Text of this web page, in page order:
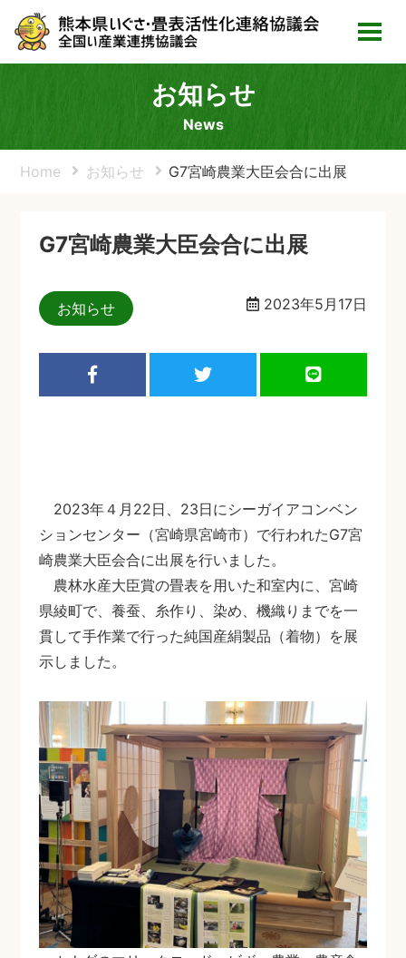
お知らせ
News
Home お知らせ G7宮崎農業大臣会合に出展
G7宮崎農業大臣会合に出展
お知らせ 2023年5月17日
2023年４月22日、23日にシーガイアコンベン
ションセンター（宮崎県宮崎市）で行われたG7宮
崎農業大臣会合に出展を行いました。
農林水産大臣賞の畳表を用いた和室内に、宮崎
県綾町で、養蚕、糸作り、染め、機織りまでを一
貫して手作業で行った純国産絹製品（着物）を展
示しました。